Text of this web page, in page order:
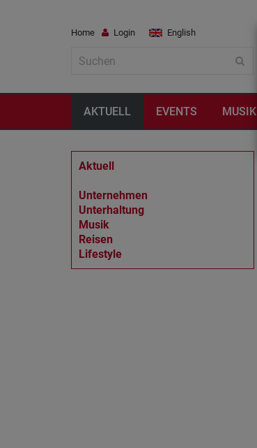
Home Login English
AKTUELL EVENTS MUSIK
Aktuell
Unternehmen
Unterhaltung
Musik
Reisen
Lifestyle